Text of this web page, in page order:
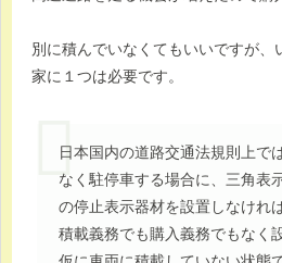
別に積んでいなくてもいいですが、
家に１つは必要です。
日本国内の道路交通法規則上で
なく駐停車する場合に、三角表
の停止表示器材を設置しなけれ
積載義務でも購入義務でもなく